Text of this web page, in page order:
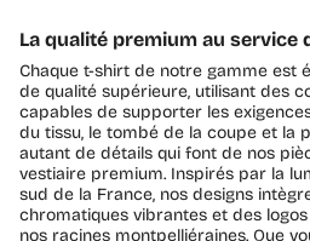
La qualité premium au service
Chaque t-shirt de notre gamme est
de qualité supérieure, utilisant des
capables de supporter les
du tissu, le tombé de la coupe et la
autant de détails qui font de nos
vestiaire premium. Inspirés par la
sud de la France, nos designs
chromatiques vibrantes et des
nos racines montpelliéraines. Que